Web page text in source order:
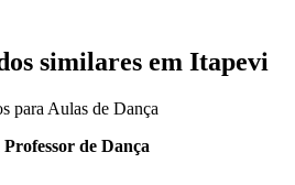
similares em Itapevi
para Aulas de Dança
Professor de Dança